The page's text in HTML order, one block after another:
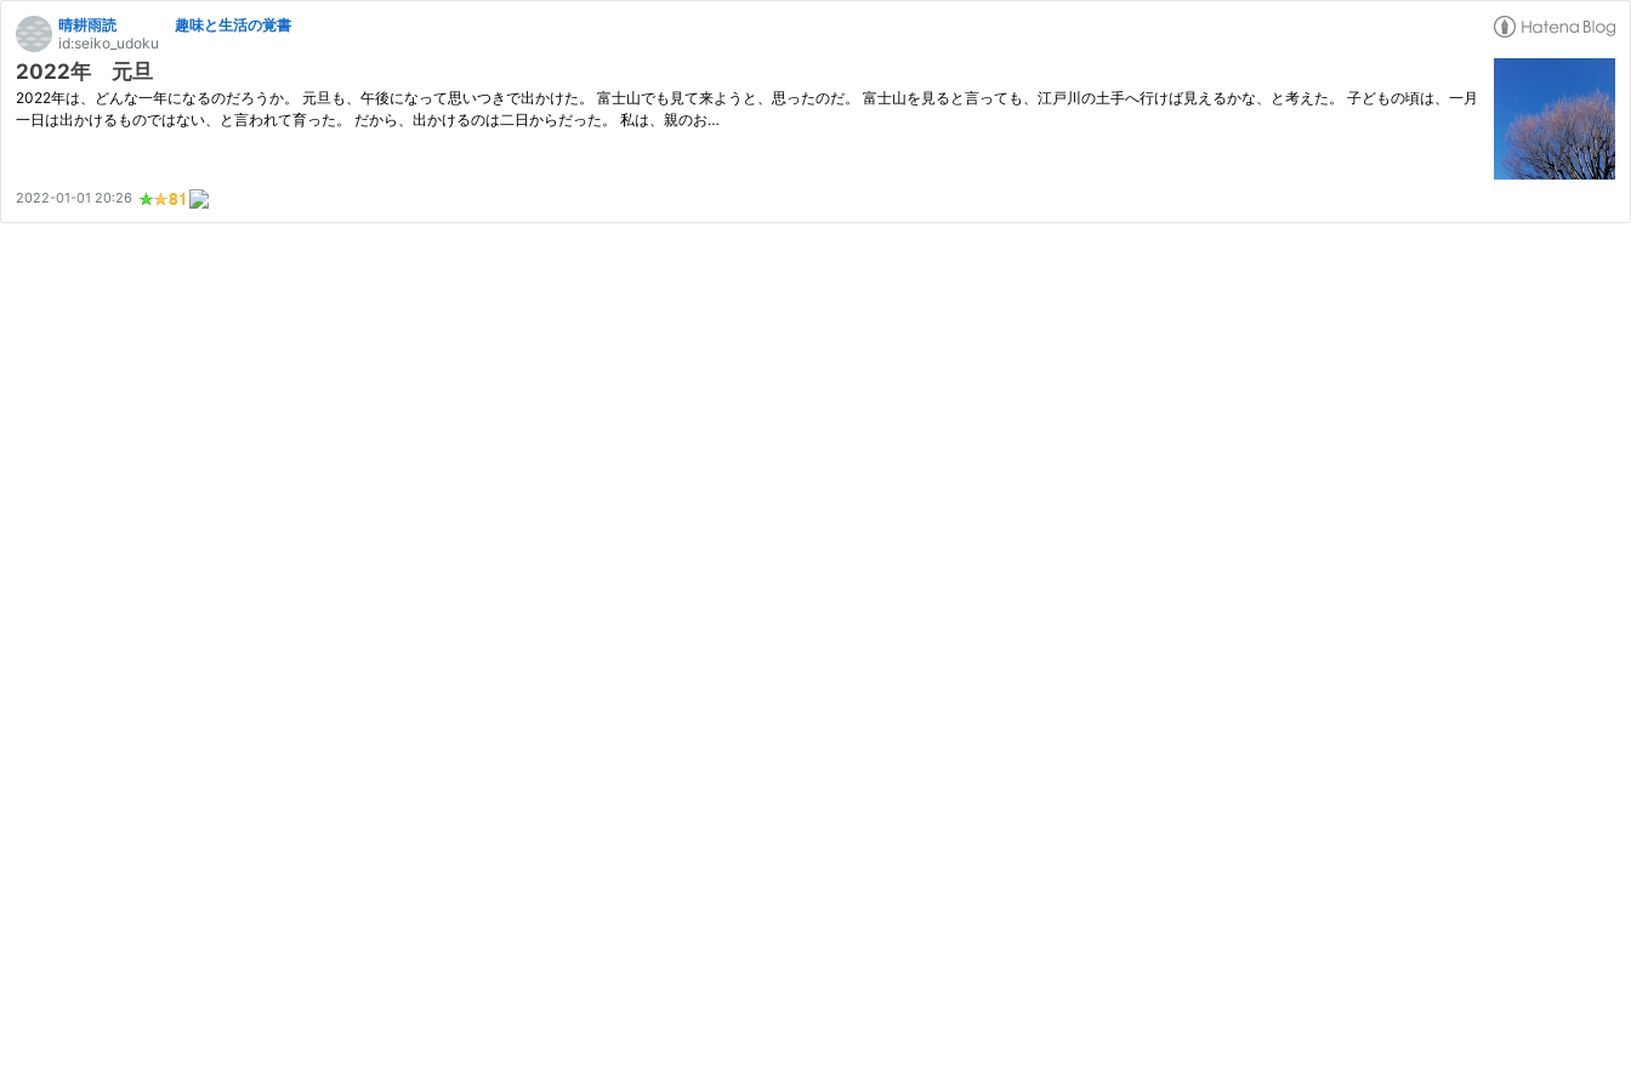
晴耕雨読 趣味と生活の覚書
id:seiko_udoku
2022年 元旦
2022年は、どんな一年になるのだろうか。 元旦も、午後になって思いつきで出かけた。 富士山でも見て来ようと、思ったのだ。 富士山を見ると言っても、江戸川の土手へ行けば見えるかな、と考えた。 子どもの頃は、一月
一日は出かけるものではない、と言われて育った。 だから、出かけるのは二日からだった。 私は、親のお…
2022-01-01 20:26